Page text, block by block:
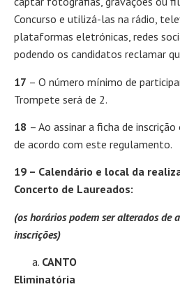
Concurso e utilizá-las na rádio,
plataformas eletrónicas, redes
podendo os candidatos reclamar
17 – O número mínimo de
Trompete será de 2.
18 – Ao assinar a ficha de
de acordo com este regulamento.
19 – Calendário e local da
Concerto de Laureados:
(os horários podem ser alterados de
inscrições)
CANTO
Eliminatória